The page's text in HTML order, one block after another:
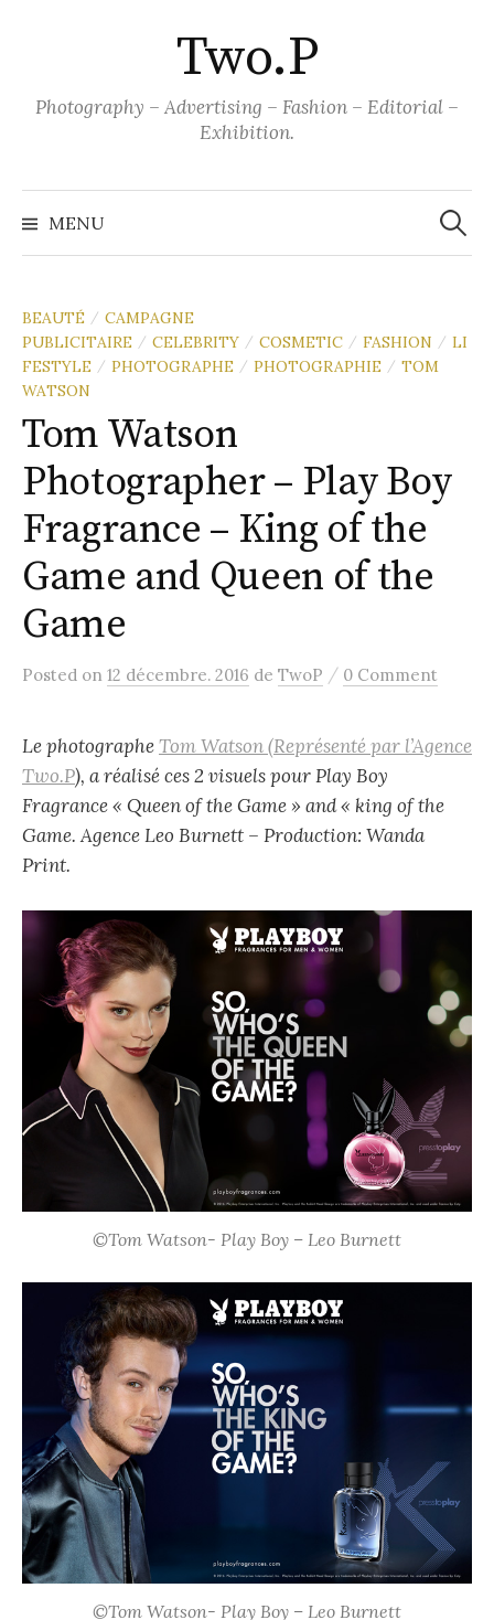
Two.P
Photography – Advertising – Fashion – Editorial –
Exhibition.
MENU
BEAUTÉ / CAMPAGNE
PUBLICITAIRE
/ CELEBRITY / COSMETIC / FASHION / LI
FESTYLE
/ PHOTOGRAPHE / PHOTOGRAPHIE / TOM
WATSON
Tom Watson
Photographer – Play Boy
Fragrance – King of the
Game and Queen of the
Game
Posted on 12 décembre. 2016 de TwoP / 0 Comment
Le photographeTom Watson (Représenté par l’Agence
Two.P), a réalisé ces 2 visuels pour Play Boy
Fragrance « Queen of the Game » and « king of the
Game. Agence Leo Burnett – Production: Wanda
Print.
©Tom Watson- Play Boy – Leo Burnett
©Tom Watson- Play Boy – Leo Burnett